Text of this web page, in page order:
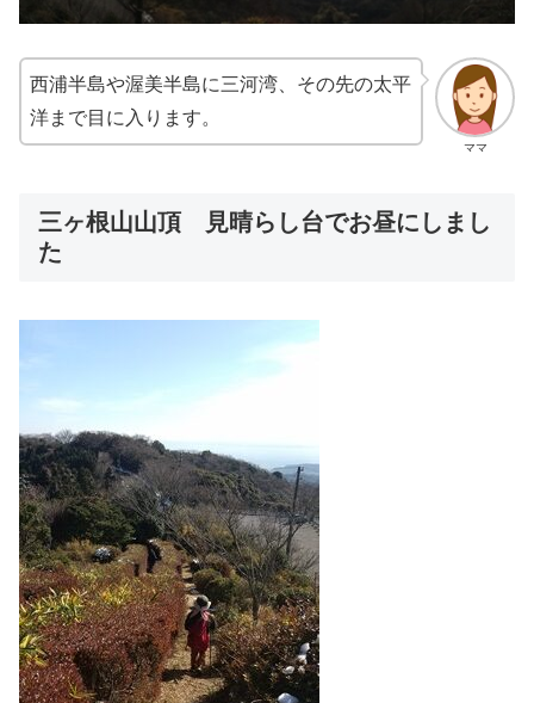
ママ
西浦半島や渥美半島に三河湾、その先の太平
洋まで目に入ります。
三ヶ根山山頂 見晴らし台でお昼にしまし
た